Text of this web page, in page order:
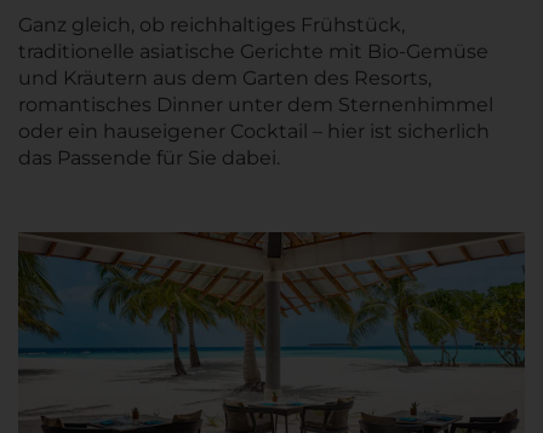
Ganz gleich, ob reichhaltiges Frühstück,
traditionelle asiatische Gerichte mit Bio-Gemüse
und Kräutern aus dem Garten des Resorts,
romantisches Dinner unter dem Sternenhimmel
oder ein hauseigener Cocktail – hier ist sicherlich
das Passende für Sie dabei.